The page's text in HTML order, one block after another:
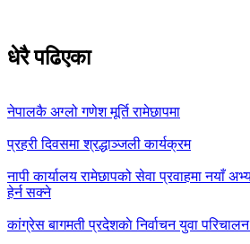
धेरै पढिएका
नेपालकै अग्लो गणेश मूर्ति रामेछापमा
प्रहरी दिवसमा श्रद्धाञ्जली कार्यक्रम
नापी कार्यालय रामेछापको सेवा प्रवाहमा नयाँ
हेर्न सक्ने
कांग्रेस बागमती प्रदेशकाे निर्वाचन युवा